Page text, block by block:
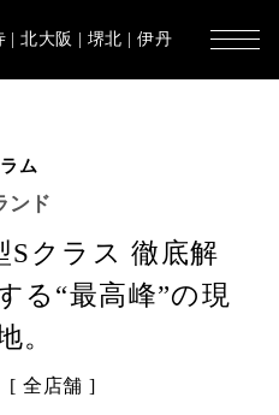
| 北大阪 | 堺北 | 伊丹
Sクラス 徹底解
る“最高峰”の現
。
ム
ンド
全店舗